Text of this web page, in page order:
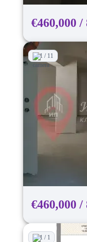
€460,000 /
1 / 11
€460,000 /
1 / 1